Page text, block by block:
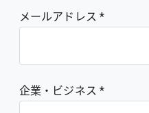
メールアドレス
企業・ビジネス